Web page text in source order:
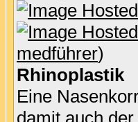
medführer)
Rhinoplastik
Eine
damit auch